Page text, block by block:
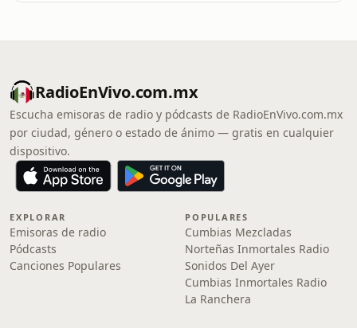
RadioEnVivo.com.mx
Escucha emisoras de radio y pódcasts de RadioEnVivo.com.mx
por ciudad, género o estado de ánimo — gratis en cualquier
dispositivo.
EXPLORAR
Emisoras de radio
Pódcasts
Canciones Populares
POPULARES
Cumbias Mezcladas
Norteñas Inmortales Radio
Sonidos Del Ayer
Cumbias Inmortales Radio
La Ranchera